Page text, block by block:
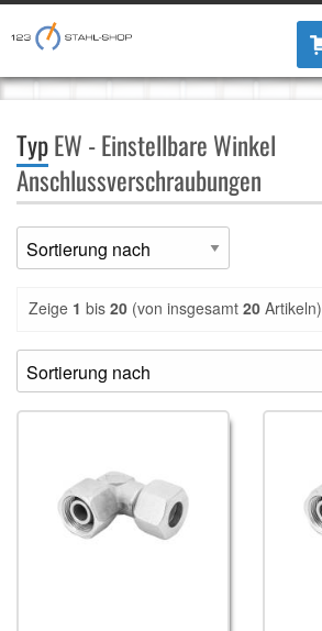
TypEW - Einstellbare Winkel
Anschlussverschraubungen
Zeige 1 bis 20 (von insgesamt 20 Artikeln)